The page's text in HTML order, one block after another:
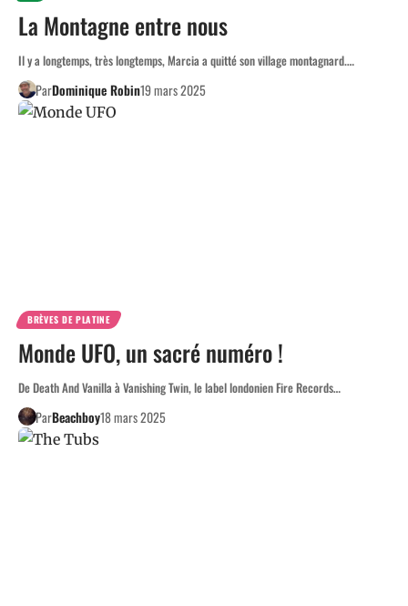
La Montagne entre nous
Il y a longtemps, très longtemps, Marcia a quitté son village montagnard.…
ParDominique Robin19 mars 2025
BRÈVES DE PLATINE
Monde UFO, un sacré numéro !
De Death And Vanilla à Vanishing Twin, le label londonien Fire Records…
ParBeachboy18 mars 2025